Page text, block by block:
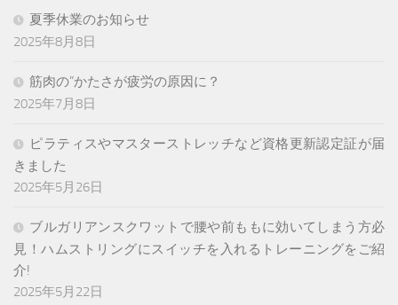
夏季休業のお知らせ
2025年8月8日
筋肉の”かたさが疲労の原因に？
2025年7月8日
ピラティスやマスターストレッチなど資格更新認定証が届
きました
2025年5月26日
ブルガリアンスクワットで腰や前ももに効いてしまう方必
見！ハムストリングにスイッチを入れるトレーニングをご紹
介!
2025年5月22日